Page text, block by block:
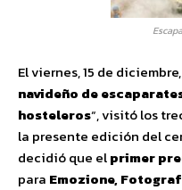
El viernes, 15 de
navideño de
hosteleros“, visitó los
la presente edición del
decidió que elprimer
para Emozione,